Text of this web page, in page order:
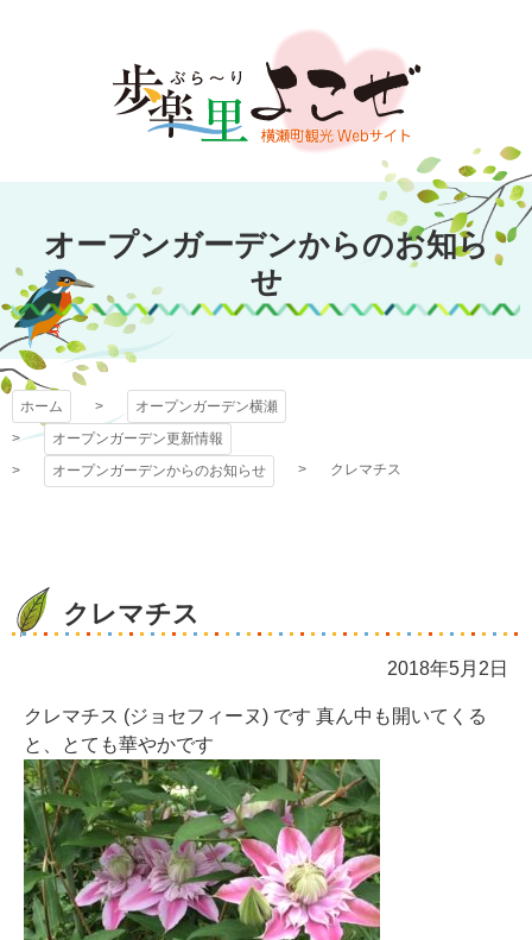
文
キ
プ
オープンガーデン
横瀬
オープンガーデンからのお知ら
せ
ホーム
オープンガーデン横瀬
オープンガーデン更新情報
オープンガーデンからのお知らせ
クレマチス
クレマチス
2018年5月2日
クレマチス (ジョセフィーヌ) です 真ん中も開いてくる
と、とても華やかです